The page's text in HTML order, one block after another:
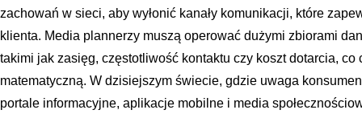
zachowań w sieci, aby wyłonić kanały komunikacji, które
klienta. Media plannerzy muszą operować dużymi zbiorami
takimi jak zasięg, częstotliwość kontaktu czy koszt dotarcia,
matematyczną. W dzisiejszym świecie, gdzie uwaga
portale informacyjne, aplikacje mobilne i media